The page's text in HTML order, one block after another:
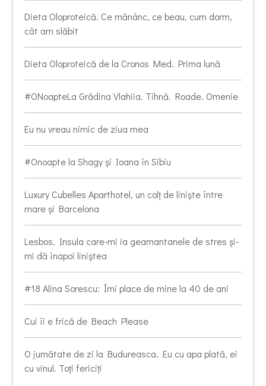
Dieta Oloproteică. Ce mănânc, ce beau, cum dorm,
cât am slăbit
Dieta Oloproteică de la Cronos Med. Prima lună
#ONoapteLa Grădina Vlahiia. Tihnă. Roade. Omenie
Eu nu vreau nimic de ziua mea
#Onoapte la Shagy și Ioana în Sibiu
Luxury Cubelles Aparthotel, un colț de liniște între
mare și Barcelona
Lesbos. Insula care-mi ia geamantanele de stres și-
mi dă înapoi liniștea
#18 Alina Sorescu: Îmi place de mine la 40 de ani
Cui îi e frică de Beach Please
O jumătate de zi la Budureasca. Eu cu apa plată, ei
cu vinul. Toți fericiți